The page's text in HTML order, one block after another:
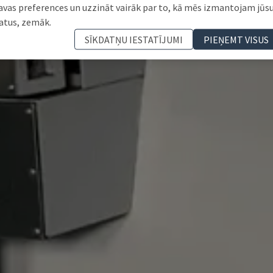
preferences un uzzināt vairāk par to, kā mēs izmantojam
zemāk.
SĪKDATŅU IESTATĪJUMI
PIEŅEMT VISUS